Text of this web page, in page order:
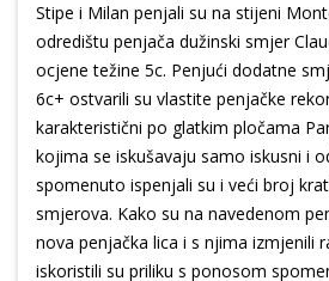
Stipe i Milan penjali su na stijeni
odredištu penjača dužinski smjer
ocjene težine 5c. Penjući dodatne
6c+ ostvarili su vlastite penjačke
karakteristični po glatkim pločama
kojima se iskušavaju samo iskusni i
spomenuto ispenjali su i veći broj
smjerova. Kako su na navedenom
nova penjačka lica i s njima izmjenili
iskoristili su priliku s ponosom